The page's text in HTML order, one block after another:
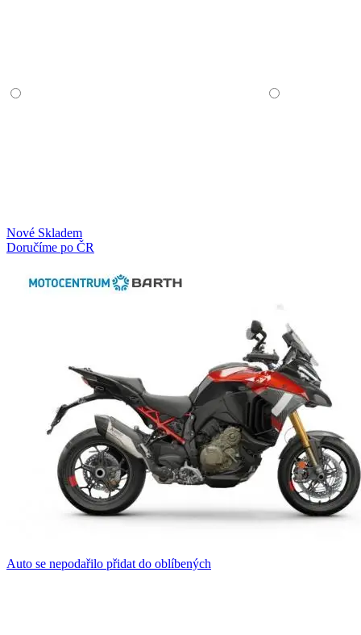
Nové Skladem
Doručíme po ČR
Auto se nepodařilo přidat do oblíbených